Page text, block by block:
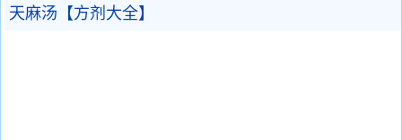
天麻汤【方剂大全】